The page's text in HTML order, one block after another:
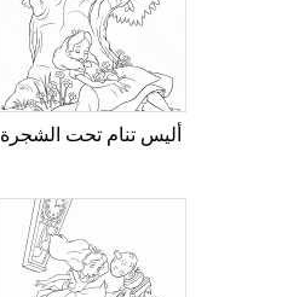
أليس تنام تحت الشجرة